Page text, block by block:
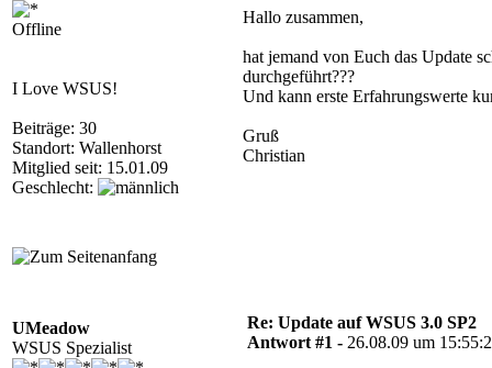
Offline
I Love WSUS!
Beiträge: 30
Standort: Wallenhorst
Mitglied seit: 15.01.09
Geschlecht:
Hallo zusammen,
hat jemand von Euch das Update
durchgeführt???
Und kann erste Erfahrungswerte
Gruß
Christian
UMeadow
WSUS Spezialist
Re: Update auf WSUS 3.0 SP2
Antwort #1 - 26.08.09 um